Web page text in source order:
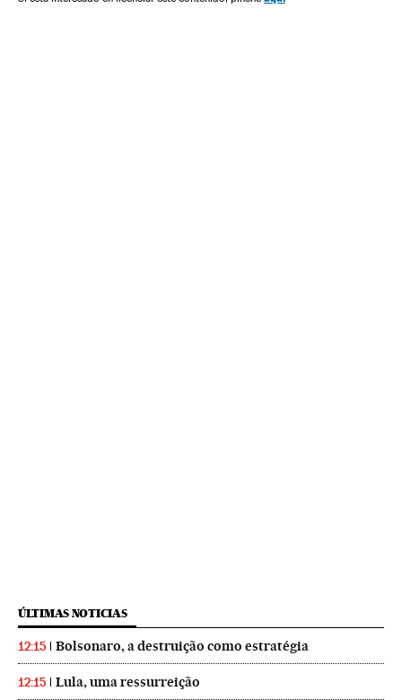
ÚLTIMAS NOTICIAS
12:15 Bolsonaro, a destruição como estratégia
12:15 Lula, uma ressurreição